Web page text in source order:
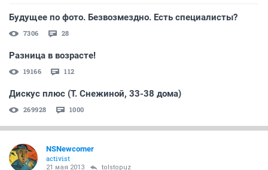
Будущее по фото. Безвозмездно. Есть специалисты?
7306 28
Разница в возрасте!
19166 112
Дискус плюс (Т. Снежиной, 33-38 дома)
269928 1000
NSNewcomer
activist
21 мая 2013 tolstopuz